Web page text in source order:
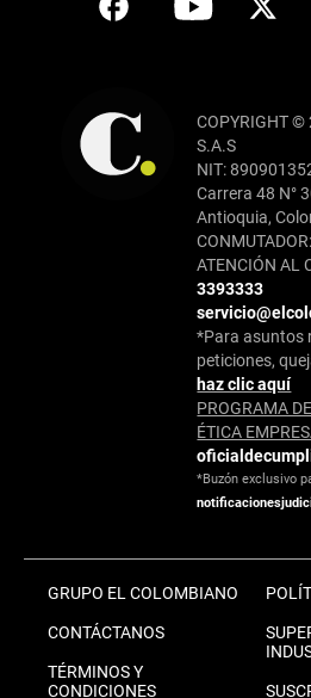
COPYRIGHT ©
S.A.S
NIT:
Carrera 48 N°
Antioquia,
ATENCIÓN AL
3393333
*Para asuntos
peticiones,
haz clic aquí
PROGRAMA
ÉTICA
*Buzón exclusivo
GRUPO EL COLOMBIANO
CONTÁCTANOS
TÉRMINOS Y
CONDICIONES